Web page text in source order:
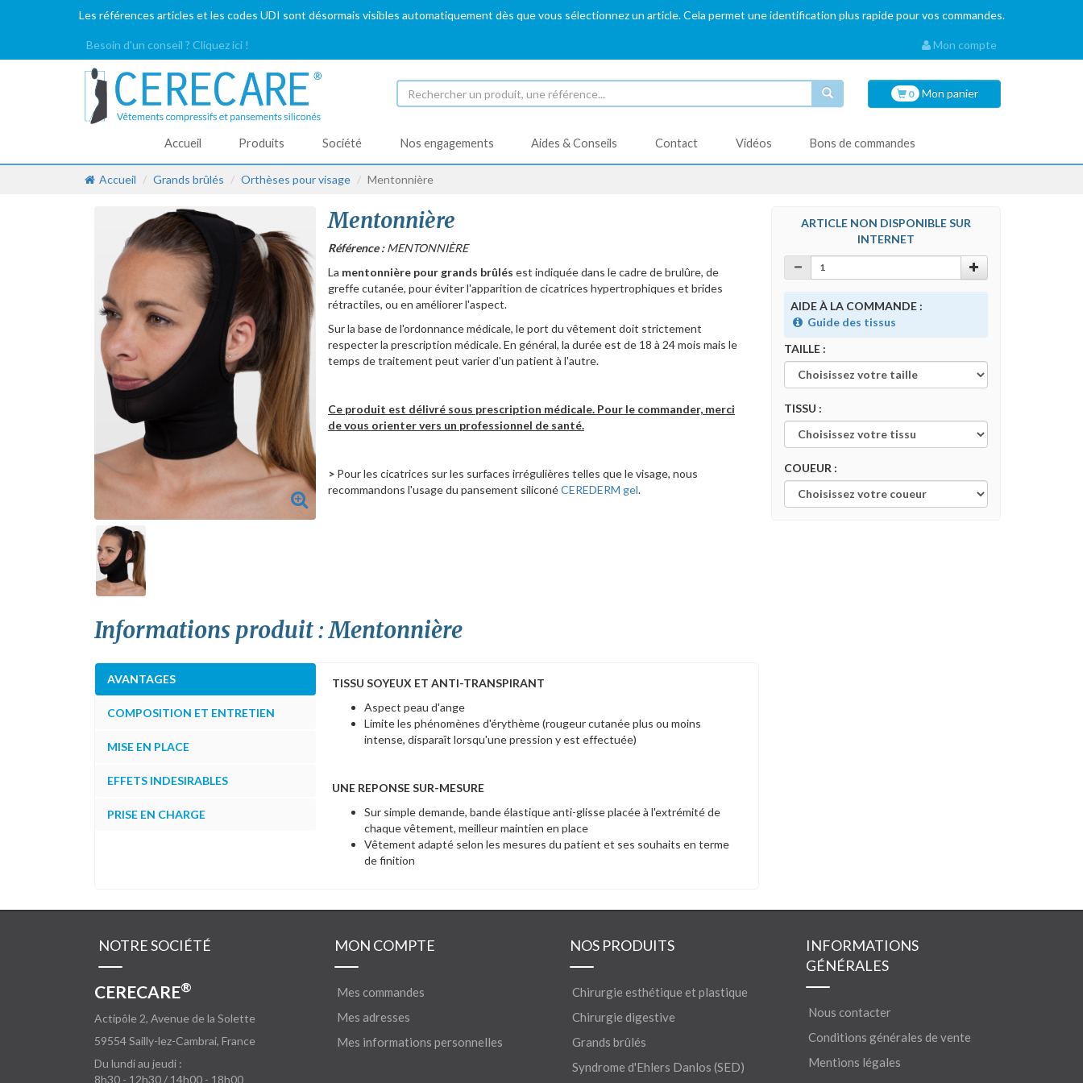
Les références articles et les codes UDI sont désormais visibles automatiquement dès que vous sélectionnez un article. Cela permet une identification plus rapide pour vos commandes.
Besoin d'un conseil ? Cliquez ici ! Mon compte
0 Mon panier
Accueil Produits Société Nos engagements Aides & Conseils Contact Vidéos Bons de commandes
Accueil Grands brûlés Orthèses pour visage Mentonnière
Mentonnière
Référence :MENTONNIÈRE
La mentonnière pour grands brûlés est indiquée dans le cadre de brulûre, de
greffe cutanée, pour éviter l'apparition de cicatrices hypertrophiques et brides
rétractiles, ou en améliorer l'aspect.
Sur la base de l'ordonnance médicale, le port du vêtement doit strictement
respecter la prescription médicale. En général, la durée est de 18 à 24 mois mais le
temps de traitement peut varier d'un patient à l'autre.
Ce produit est délivré sous prescription médicale. Pour le commander, merci
de vous orienter vers un professionnel de santé.
>Pour les cicatrices sur les surfaces irrégulières telles que le visage, nous
recommandons l'usage du pansement siliconéCEREDERM gel.
Informations produit : Mentonnière
AVANTAGES
COMPOSITION ET ENTRETIEN
MISE EN PLACE
EFFETS INDESIRABLES
PRISE EN CHARGE
TISSU SOYEUX ET ANTI-TRANSPIRANT
Aspect peau d'ange
Limite les phénomènes d'érythème (rougeur cutanée plus ou moins
intense, disparaît lorsqu'une pression y est effectuée)
UNE REPONSE SUR-MESURE
Sur simple demande, bande élastique anti-glisse placée à l'extrémité de
chaque vêtement, meilleur maintien en place
Vêtement adapté selon les mesures du patient et ses souhaits en terme
de finition
ARTICLE NON DISPONIBLE SUR
INTERNET
AIDE À LA COMMANDE :
Guide des tissus
TAILLE :
TISSU :
COUEUR :
NOTRE SOCIÉTÉ
CERECARE®
Actipôle 2, Avenue de la Solette
59554Sailly-lez-Cambrai, France
Du lundi au jeudi :
8h30 - 12h30 / 14h00 - 18h00
MON COMPTE
Mes commandes
Mes adresses
Mes informations personnelles
NOS PRODUITS
Chirurgie esthétique et plastique
Chirurgie digestive
Grands brûlés
Syndrome d'Ehlers Danlos (SED)
INFORMATIONS
GÉNÉRALES
Nous contacter
Conditions générales de vente
Mentions légales